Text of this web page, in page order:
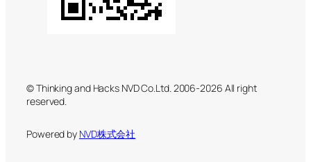
© Thinking and Hacks NVD Co.Ltd. 2006-2026 All right
reserved.
Powered by NVD株式会社